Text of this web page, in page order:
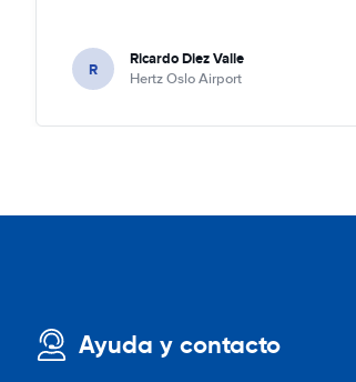
R Ricardo Diez Valle
Hertz Oslo Airport
Ayuda y contacto